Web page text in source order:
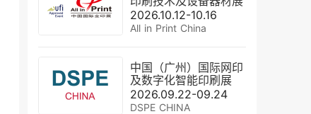
2026.10.12-10.16
All in Print China
中国（广州）国际网印
及数字化智能印刷展
2026.09.22-09.24
DSPE CHINA